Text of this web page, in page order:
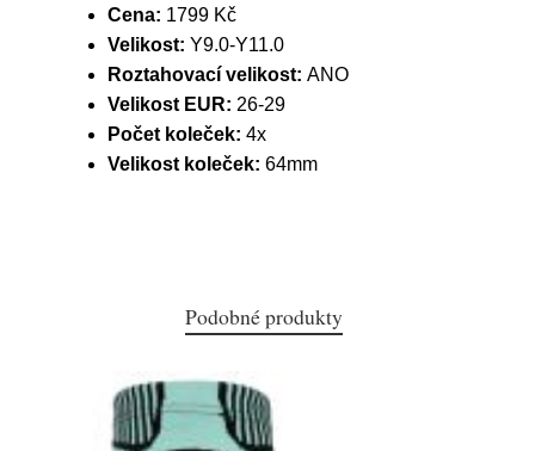
Cena: 1799 Kč
Velikost: Y9.0-Y11.0
Roztahovací velikost: ANO
Velikost EUR: 26-29
Počet koleček: 4x
Velikost koleček: 64mm
Podobné produkty